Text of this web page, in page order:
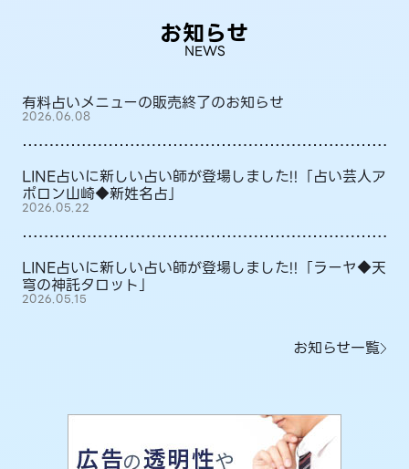
お知らせ
NEWS
有料占いメニューの販売終了のお知らせ
2026.06.08
LINE占いに新しい占い師が登場しました!!「占い芸人ア
ポロン山崎◆新姓名占」
2026.05.22
LINE占いに新しい占い師が登場しました!!「ラーヤ◆天
穹の神託タロット」
2026.05.15
お知らせ一覧